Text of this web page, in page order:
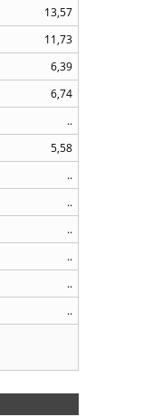
13,57
11,73
6,39
6,74
..
5,58
..
..
..
..
..
..